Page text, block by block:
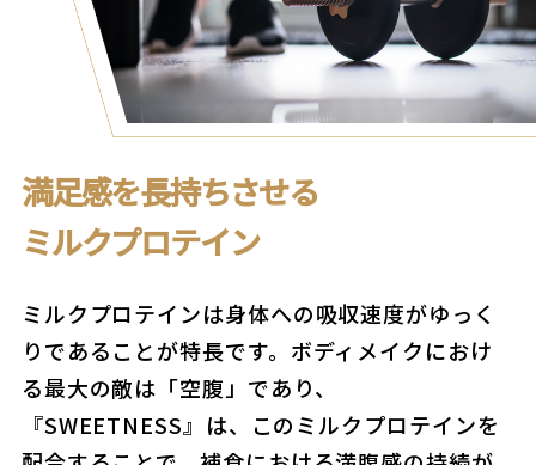
満足感を長持ちさせる
ミルクプロテイン
ミルクプロテインは身体への吸収速度がゆっく
りであることが特長です。ボディメイクにおけ
る最大の敵は「空腹」であり、
『SWEETNESS』は、このミルクプロテインを